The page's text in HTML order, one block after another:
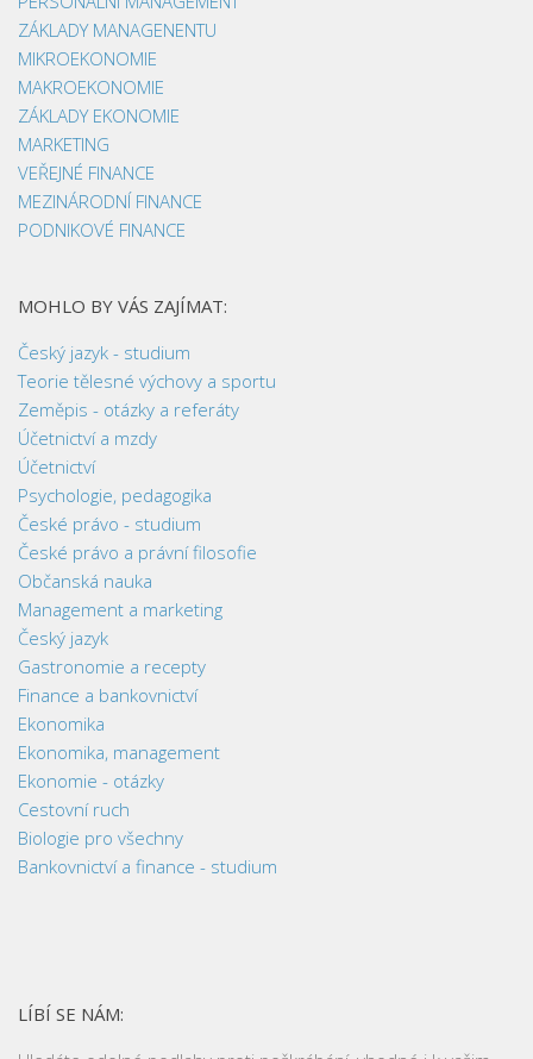
ZÁKLADY MANAGENENTU
MIKROEKONOMIE
MAKROEKONOMIE
ZÁKLADY EKONOMIE
MARKETING
VEŘEJNÉ FINANCE
MEZINÁRODNÍ FINANCE
PODNIKOVÉ FINANCE
MOHLO BY VÁS ZAJÍMAT:
Český jazyk - studium
Teorie tělesné výchovy a sportu
Zeměpis - otázky a referáty
Účetnictví a mzdy
Účetnictví
Psychologie, pedagogika
České právo - studium
České právo a právní filosofie
Občanská nauka
Management a marketing
Český jazyk
Gastronomie a recepty
Finance a bankovnictví
Ekonomika
Ekonomika, management
Ekonomie - otázky
Cestovní ruch
Biologie pro všechny
Bankovnictví a finance - studium
LÍBÍ SE NÁM: